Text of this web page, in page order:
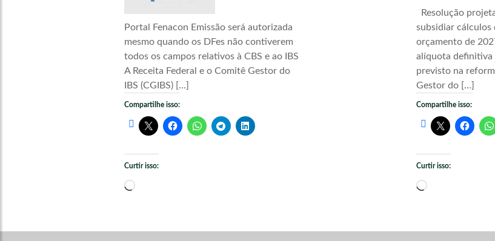
Portal Fenacon Emissão será autorizada
mesmo quando os DFes não contiverem
todos os campos relativos à CBS e ao IBS
A Receita Federal e o Comitê Gestor do
IBS (CGIBS) […]
Compartilhe isso:
Curtir isso:
Carregando...
Resolução
subsidiar cálculos
orçamento de
alíquota definitiva
previsto na
Gestor do […]
Compartilhe isso:
Curtir isso:
Carregando...